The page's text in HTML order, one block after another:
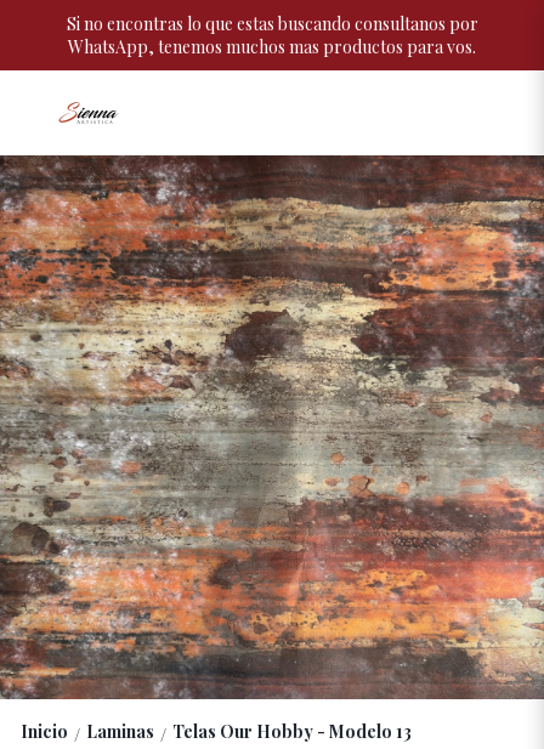
Si no encontras lo que estas buscando consultanos por
WhatsApp, tenemos muchos mas productos para vos.
Inicio / Laminas / Telas Our Hobby - Modelo 13